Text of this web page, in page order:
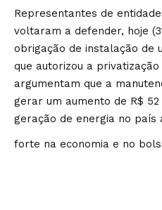
Representantes de
voltaram a defender, hoje
obrigação de instalação de
que autorizou a
argumentam que a
gerar um aumento de R$
geração de energia no país
forte na economia e no